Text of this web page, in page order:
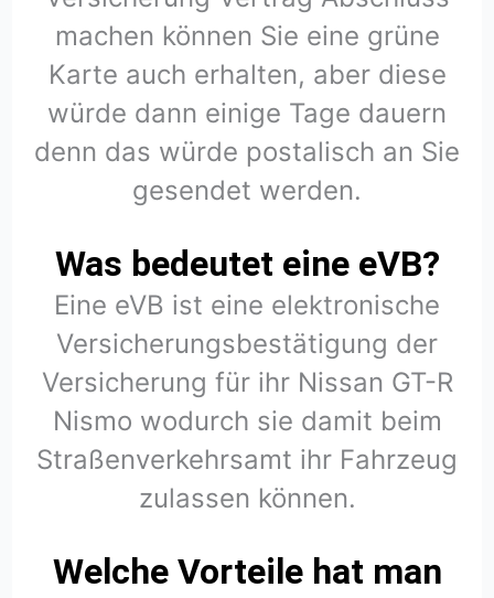
machen können Sie eine grüne
Karte auch erhalten, aber diese
würde dann einige Tage dauern
denn das würde postalisch an Sie
gesendet werden.
Was bedeutet eine eVB?
Eine eVB ist eine elektronische
Versicherungsbestätigung der
Versicherung für ihr Nissan GT-R
Nismo wodurch sie damit beim
Straßenverkehrsamt ihr Fahrzeug
zulassen können.
Welche Vorteile hat man